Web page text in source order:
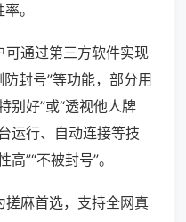
。
可通过第三方软件实现
防封号”等功能，部分用
别好”或“透视他人牌
运行、自动连接等技
”“不被封号”。
搓麻首选，支持全网真